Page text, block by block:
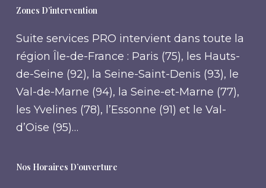
Zones D’intervention
Suite services PRO intervient dans toute la
région Île-de-France : Paris (75), les Hauts-
de-Seine (92), la Seine-Saint-Denis (93), le
Val-de-Marne (94), la Seine-et-Marne (77),
les Yvelines (78), l’Essonne (91) et le Val-
d’Oise (95)…
Nos Horaires D’ouverture